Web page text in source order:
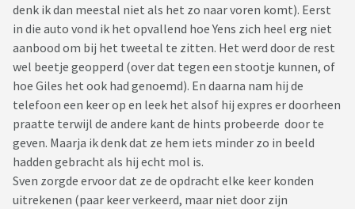
denk ik dan meestal niet als het zo naar voren komt). Eerst
in die auto vond ik het opvallend hoe Yens zich heel erg niet
aanbood om bij het tweetal te zitten. Het werd door de rest
wel beetje geopperd (over dat tegen een stootje kunnen, of
hoe Giles het ook had genoemd). En daarna nam hij de
telefoon een keer op en leek het alsof hij expres er doorheen
praatte terwijl de andere kant de hints probeerde door te
geven. Maarja ik denk dat ze hem iets minder zo in beeld
hadden gebracht als hij echt mol is.
Sven zorgde ervoor dat ze de opdracht elke keer konden
uitrekenen (paar keer verkeerd, maar niet door zijn